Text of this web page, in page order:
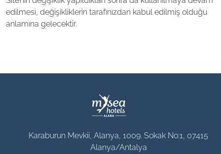
edilmesi, değişikliklerin tarafınızdan kabul edilmiş olduğu
anlamına gelecektir.
Karaburun Mevkii, Alanya, 1009. Sokak No:1, 07415
Alanya/Antalya